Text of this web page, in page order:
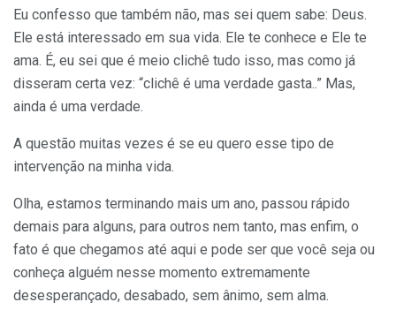
Eu confesso que também não, mas sei quem sabe: Deus.
Ele está interessado em sua vida. Ele te conhece e Ele te
ama. É, eu sei que é meio clichê tudo isso, mas como já
disseram certa vez: “clichê é uma verdade gasta..” Mas,
ainda é uma verdade.
A questão muitas vezes é se eu quero esse tipo de
intervenção na minha vida.
Olha, estamos terminando mais um ano, passou rápido
demais para alguns, para outros nem tanto, mas enfim, o
fato é que chegamos até aqui e pode ser que você seja ou
conheça alguém nesse momento extremamente
desesperançado, desabado, sem ânimo, sem alma.